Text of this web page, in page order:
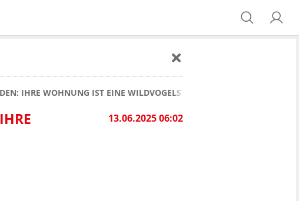
IHRE WOHNUNG IST EINE WILDVOGELSTATION
13.06.2025 06:02